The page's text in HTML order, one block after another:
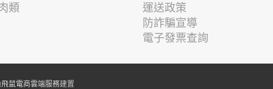
類
運送政策
防詐騙宣導
電子發票查詢
飛鼠電商雲端服務建置